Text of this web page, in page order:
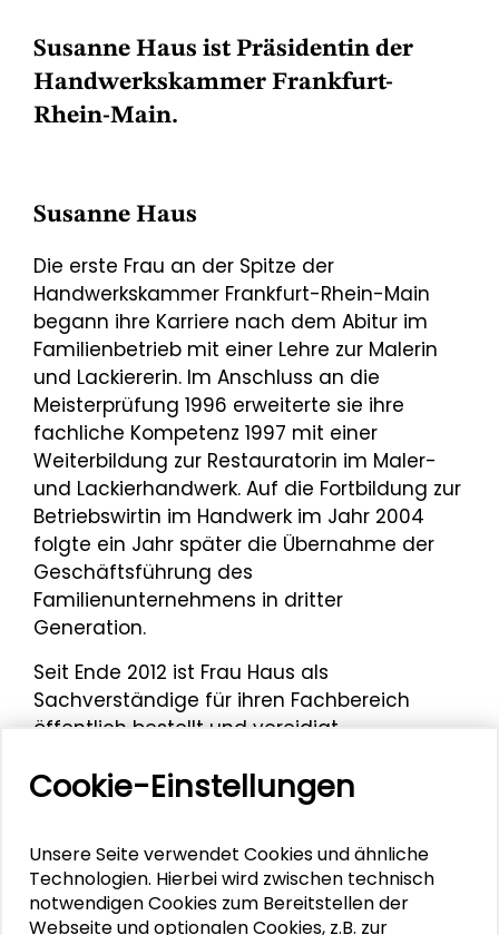
Susanne Haus ist Präsidentin der
Handwerkskammer Frankfurt-
Rhein-Main.
Susanne Haus
Die erste Frau an der Spitze der
Handwerkskammer Frankfurt-Rhein-Main
begann ihre Karriere nach dem Abitur im
Familienbetrieb mit einer Lehre zur Malerin
und Lackiererin. Im Anschluss an die
Meisterprüfung 1996 erweiterte sie ihre
fachliche Kompetenz 1997 mit einer
Weiterbildung zur Restauratorin im Maler-
und Lackierhandwerk. Auf die Fortbildung zur
Betriebswirtin im Handwerk im Jahr 2004
folgte ein Jahr später die Übernahme der
Geschäftsführung des
Familienunternehmens in dritter
Generation.
Seit Ende 2012 ist Frau Haus als
Sachverständige für ihren Fachbereich
öffentlich bestellt und vereidigt.
In ihrer Funktion als Präsidentin der
Handwerkskammer Frankfurt-Rhein-Main ist
Mitgliedsbetrieben mit mehr als 134.000
Arbeitnehmer*innen. Ein besonderes
Anliegen von Frau Haus ist es unter
Cookie-Einstellungen
Unsere Seite verwendet Cookies und ähnliche
Technologien. Hierbei wird zwischen technisch
notwendigen Cookies zum Bereitstellen der
Webseite und optionalen Cookies, z.B. zur